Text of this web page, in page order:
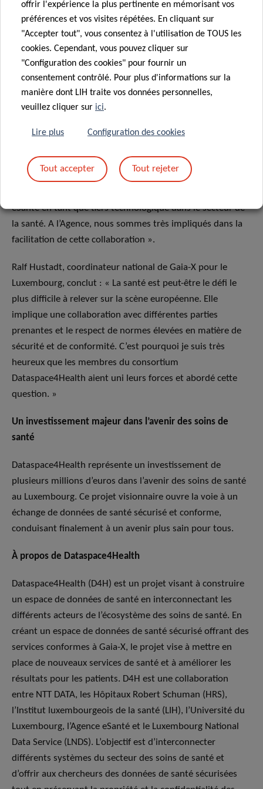
Transformer l’utilisation des données de santé
Bert Verdonck, directeur général du LNDS, explique la
nature transformatrice du projet : « Dataspace4Health
nous permet d’introduire les concepts d’espace de
données au Luxembourg et d’être les premiers à les
progresser les capacités des cliniciens et d’en faire
Ian Tewes, directeur général de l’Agence eSanté, ajoute :
eSanté en tant que tiers technologique dans le secteur de
la santé. A l’Agence, nous sommes très impliqués dans la
facilitation de cette collaboration ».
Ralf Hustadt, coordinateur national de Gaia-X pour le
Luxembourg, conclut : « La santé est peut-être le défi le
plus difficile à relever sur la scène européenne. Elle
implique une collaboration avec différentes parties
prenantes et le respect de normes élevées en matière de
sécurité et de conformité. C’est pourquoi je suis très
heureux que les membres du consortium
Dataspace4Health aient uni leurs forces et abordé cette
question. »
Un investissement majeur dans l’avenir des soins de
santé
Dataspace4Health représente un investissement de
plusieurs millions d’euros dans l’avenir des soins de santé
au Luxembourg. Ce projet visionnaire ouvre la voie à un
échange de données de santé sécurisé et conforme,
conduisant finalement à un avenir plus sain pour tous.
À propos de Dataspace4Health
Dataspace4Health (D4H) est un projet visant à construire
un espace de données de santé en interconnectant les
différents acteurs de l’écosystème des soins de santé. En
créant un espace de données de santé sécurisé offrant des
services conformes à Gaia-X, le projet vise à mettre en
place de nouveaux services de santé et à améliorer les
résultats pour les patients. D4H est une collaboration
entre NTT DATA, les Hôpitaux Robert Schuman (HRS),
l’Institut luxembourgeois de la santé (LIH), l’Université du
Luxembourg, l’Agence eSanté et le Luxembourg National
Data Service (LNDS). L’objectif est d’interconnecter
différents systèmes du secteur des soins de santé et
d’offrir aux chercheurs des données de santé sécurisées
offrir l'expérience la plus pertinente en mémorisant vos
préférences et vos visites répétées. En cliquant sur
"Accepter tout", vous consentez à l'utilisation de TOUS les
cookies. Cependant, vous pouvez cliquer sur
"Configuration des cookies" pour fournir un
consentement contrôlé. Pour plus d'informations sur la
manière dont LIH traite vos données personnelles,
veuillez cliquer sur ici.
Lire plus Configuration des cookies
Tout accepter Tout rejeter